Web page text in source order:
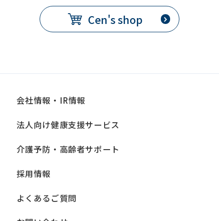
Cen's shop
会社情報・IR情報
法人向け健康支援サービス
介護予防・高齢者サポート
採用情報
よくあるご質問